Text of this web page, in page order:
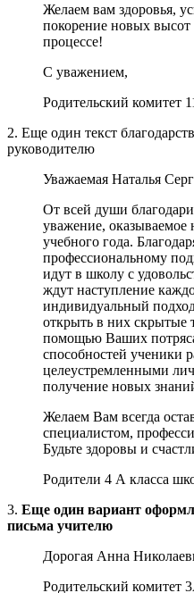
Желаем вам здоровья,
покорение новых высот
процессе!
С уважением,
Родительский комитет
2. Еще один текст
руководителю
Уважаемая Наталья
От всей души
уважение, оказываемое
учебного года.
профессиональному
идут в школу с
ждут наступление
индивидуальный
открыть в них скрытые
помощью Ваших
способностей ученики
целеустремленными
получение новых
Желаем Вам всегда
специалистом,
Будьте здоровы и
Родители 4 А класса
3. Еще один вариант
письма учителю
Дорогая Анна
Родительский комитет